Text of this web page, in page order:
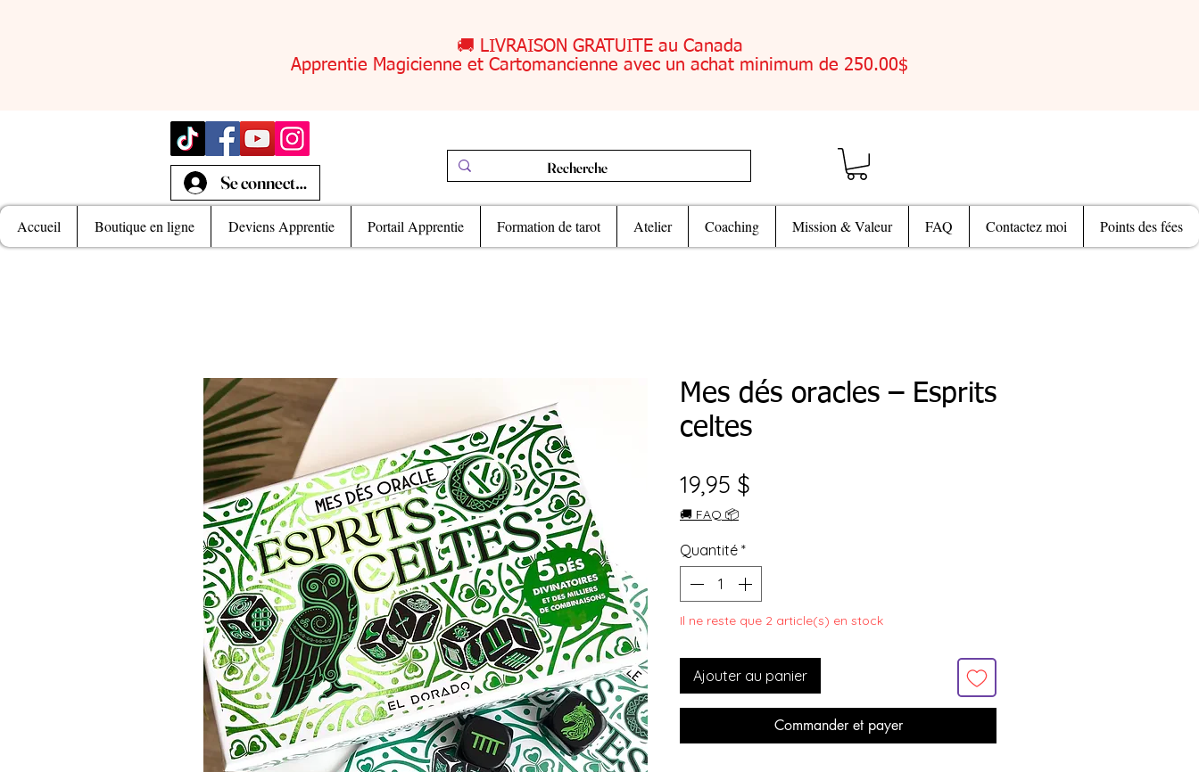
🚚 LIVRAISON GRATUITE au Canada
Apprentie Magicienne et Cartomancienne avec un achat minimum de 250.00$
Se connecter
Accueil Boutique en ligne Deviens Apprentie Portail Apprentie Formation de tarot Atelier Coaching Mission & Valeur FAQ Contactez moi Points des fées
Mes dés oracles – Esprits
celtes
19,95 $
🚚 FAQ 📦
Quantité *
Il ne reste que 2 article(s) en stock
Ajouter au panier
Commander et payer